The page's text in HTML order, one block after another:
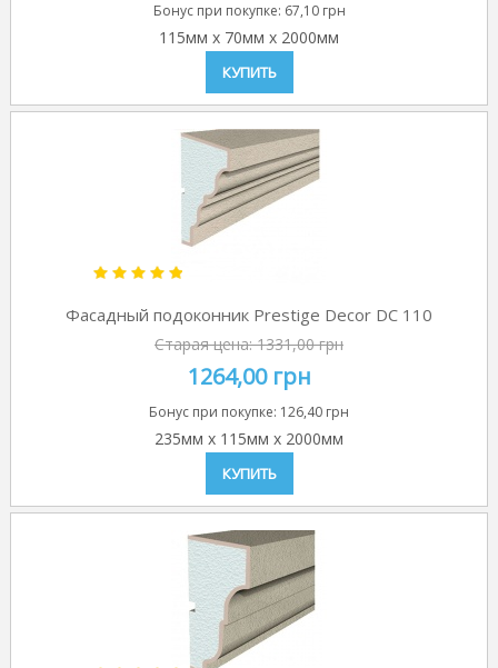
Бонус при покупке: 67,10 грн
115мм x 70мм x 2000мм
КУПИТЬ
Фасадный подоконник Prestige Decor DC 110
Старая цена:1331,00 грн
1264,00 грн
Бонус при покупке: 126,40 грн
235мм x 115мм x 2000мм
КУПИТЬ